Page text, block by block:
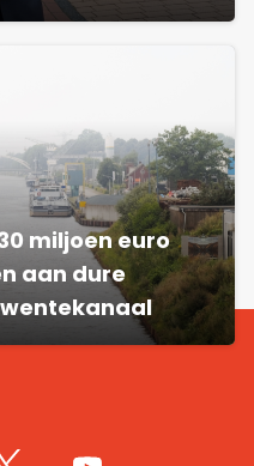
miljoen euro
aan dure